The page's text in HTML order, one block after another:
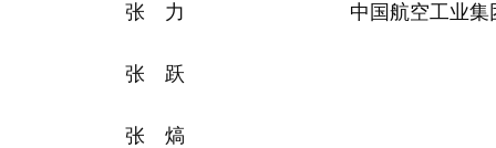
张 力 中国航空工业
张 跃
张 熇